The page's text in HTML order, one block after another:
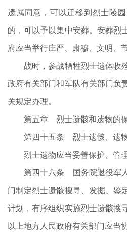
遗属同意，可以迁移到烈士陵
的，可以予以集中安葬。安葬烈
府应当举行庄严、肃穆、文明、
战时，参战牺牲烈士遗体收
政府有关部门和军队有关部门负
关规定办理。
第五章 烈士遗骸和遗物的
第四十五条 烈士遗骸、遗物
烈士遗物应当妥善保护、管理
第四十六条 国务院退役军人
门制定烈士遗骸搜寻、发掘、鉴
计划，有序组织实施烈士遗骸搜
以上地方人民政府有关部门应当